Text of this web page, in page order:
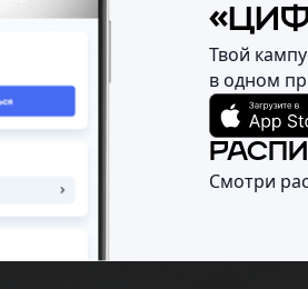
Твой
в одном
Смотри